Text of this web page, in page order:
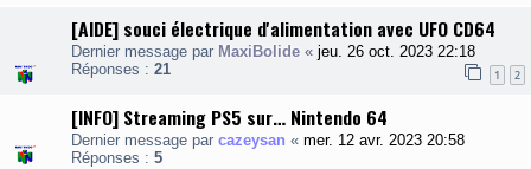
[AIDE] souci électrique d'alimentation avec UFO CD64
Dernier message par MaxiBolide « jeu. 26 oct. 2023 22:18
Réponses : 21 1 2
[INFO] Streaming PS5 sur… Nintendo 64
Dernier message par cazeysan « mer. 12 avr. 2023 20:58
Réponses : 5